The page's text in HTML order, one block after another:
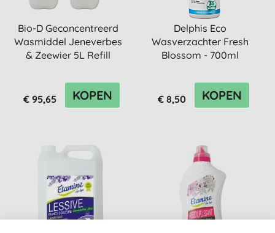
Bio-D Geconcentreerd
Wasmiddel Jeneverbes
& Zeewier 5L Refill
€ 95,65 KOPEN
Delphis Eco
Wasverzachter Fresh
Blossom - 700ml
€ 8,50 KOPEN